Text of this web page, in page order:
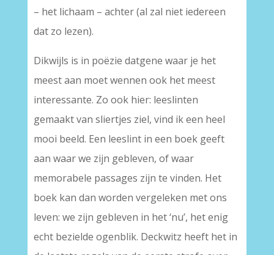
– het lichaam – achter (al zal niet iedereen
dat zo lezen).
Dikwijls is in poëzie datgene waar je het
meest aan moet wennen ook het meest
interessante. Zo ook hier: leeslinten
gemaakt van sliertjes ziel, vind ik een heel
mooi beeld. Een leeslint in een boek geeft
aan waar we zijn gebleven, of waar
memorabele passages zijn te vinden. Het
boek kan dan worden vergeleken met ons
leven: we zijn gebleven in het ‘nu’, het enig
echt bezielde ogenblik. Deckwitz heeft het in